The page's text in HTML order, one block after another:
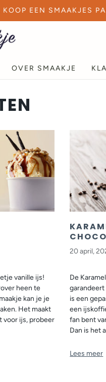
EEN SMAAKJES
OVER SMAAKJE
vanille ijs!
heen te
kan je je
Het maakt
voor ijs, probeer
20 april,
De
is een
een
fan bent
Dan is het
Lees meer